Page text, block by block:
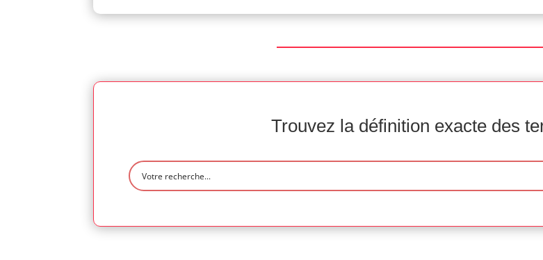
Trouvez la définition exacte des